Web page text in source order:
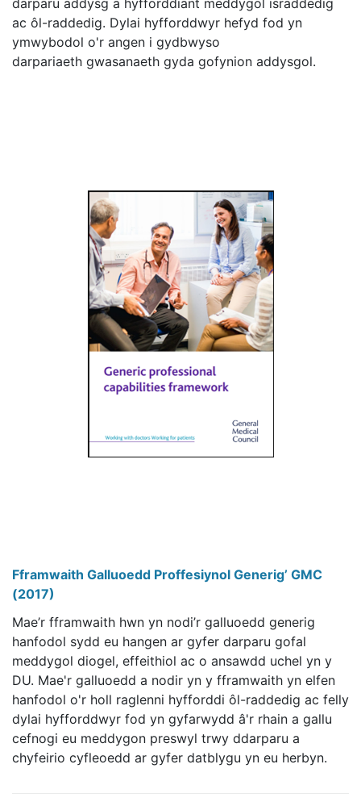
darparu addysg a hyfforddiant meddygol israddedig
ac ôl-raddedig. Dylai hyfforddwyr hefyd fod yn
ymwybodol o'r angen i gydbwyso
darpariaeth gwasanaeth gyda gofynion addysgol.
Fframwaith Galluoedd Proffesiynol Generig’ GMC
(2017)
Mae’r fframwaith hwn yn nodi’r galluoedd generig
hanfodol sydd eu hangen ar gyfer darparu gofal
meddygol diogel, effeithiol ac o ansawdd uchel yn y
DU. Mae'r galluoedd a nodir yn y fframwaith yn elfen
hanfodol o'r holl raglenni hyfforddi ôl-raddedig ac felly
dylai hyfforddwyr fod yn gyfarwydd â'r rhain a gallu
cefnogi eu meddygon preswyl trwy ddarparu a
chyfeirio cyfleoedd ar gyfer datblygu yn eu herbyn.